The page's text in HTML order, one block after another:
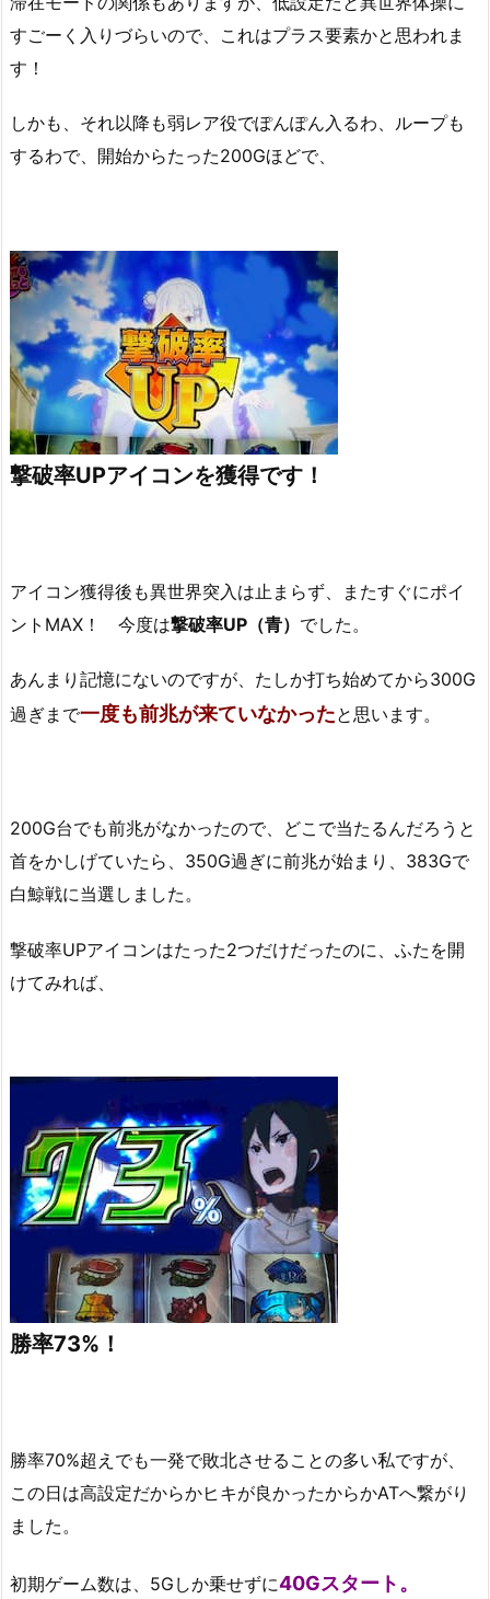
すごーく入りづらいので、これはプラス要素かと思われま
す！
しかも、それ以降も弱レア役でぽんぽん入るわ、ループも
するわで、開始からたった200Gほどで、
撃破率UPアイコンを獲得です！
アイコン獲得後も異世界突入は止まらず、またすぐにポイ
ントMAX！ 今度は撃破率UP（青） でした。
あんまり記憶にないのですが、たしか打ち始めてから300G
過ぎまで一度も前兆が来ていなかったと思います。
200G台でも前兆がなかったので、どこで当たるんだろうと
首をかしげていたら、350G過ぎに前兆が始まり、383Gで
白鯨戦に当選しました。
撃破率UPアイコンはたった2つだけだったのに、ふたを開
けてみれば、
勝率73%！
勝率70%超えでも一発で敗北させることの多い私ですが、
この日は高設定だからかヒキが良かったからかATへ繋がり
ました。
初期ゲーム数は、5Gしか乗せずに40Gスタート。